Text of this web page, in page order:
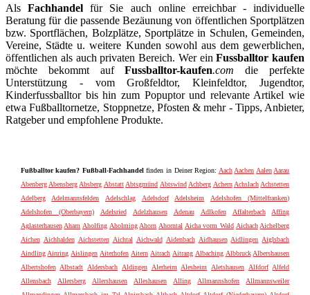
AlsFachhandel für Sie auch online erreichbar - individuelle
Beratung für die passende Bezäunung von öffentlichen Sportplätzen
bzw. Sportflächen, Bolzplätze, Sportplätze in Schulen, Gemeinden,
Vereine, Städte u. weitere Kunden sowohl aus dem gewerblichen,
öffentlichen als auch privaten Bereich. Wer einFussballtor kaufen
möchte bekommt aufFussballtor-kaufen.com die perfekte
Unterstützung - vom Großfeldtor, Kleinfeldtor, Jugendtor,
Kinderfussballtor bis hin zum Popuptor und relevante Artikel wie
etwa Fußballtornetze, Stoppnetze, Pfosten & mehr - Tipps, Anbieter,
Ratgeber und empfohlene Produkte.
Fußballtor kaufen? Fußball-Fachhandelfinden in Deiner Region: Aach Aachen Aalen Aarau
Abenberg Abensberg Absberg Abstatt Abtsgmünd Abtswind Achberg Achern Achslach Achstetten
Adelberg
Adelmannsfelden Adelschlag Adelsdorf Adelsheim
Adelshofen (Mittelfranken)
Adelshofen (Oberbayern)
Adelsried Adelzhausen Adenau Adlkofen Affalterbach
Affing
Aglasterhausen Aham Aholfing Aholming Ahorn Ahorntal Aicha vorm Wald Aichach Aichelberg
Aichen Aichhalden Aichstetten Aichtal Aichwald Aidenbach Aidhausen Aidlingen Aiglsbach
Aindling Ainring Aislingen Aiterhofen Aitern Aitrach Aitrang Albaching Albbruck Albershausen
Albertshofen Albstadt Aldersbach Aldingen Alerheim Alesheim Aletshausen Alfdorf Alfeld
Allensbach
Allersberg Allershausen Alleshausen Alling Allmannshofen
Allmannsweiler